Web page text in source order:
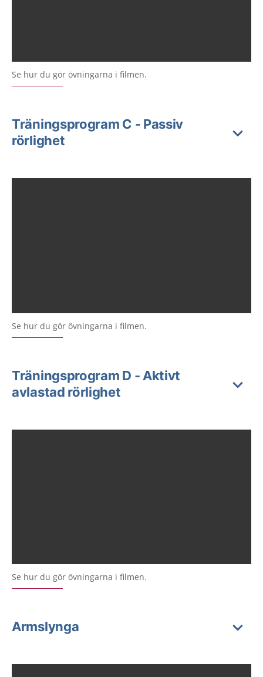
Se hur du gör övningarna i filmen.
Träningsprogram C - Passiv
rörlighet
Se hur du gör övningarna i filmen.
Träningsprogram D - Aktivt
avlastad rörlighet
Se hur du gör övningarna i filmen.
Armslynga